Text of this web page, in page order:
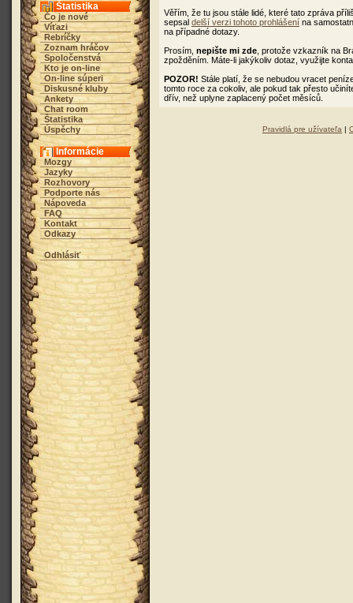
Štatistika
Čo je nové
Víťazi
Rebríčky
Zoznam hráčov
Spoločenstvá
Kto je on-line
On-line súperi
Diskusné kluby
Ankety
Chat room
Štatistika
Úspěchy
Informácie
Mozgy
Jazyky
Rozhovory
Podporte nás
Nápoveda
FAQ
Kontakt
Odkazy
Odhlásiť
Věřím, že tu jsou stále lidé, které tato zpráva
sepsal delší verzi tohoto prohlášení na
na případné dotazy.
Prosím, nepište mi zde , protože vzkazník na
zpožděním. Máte-li jakýkoliv dotaz, využijte
POZOR! Stále platí, že se nebudou vracet
tomto roce za cokoliv, ale pokud tak přesto
dřív, než uplyne zaplacený počet měsíců.
Pravidlá pre užívateľa |